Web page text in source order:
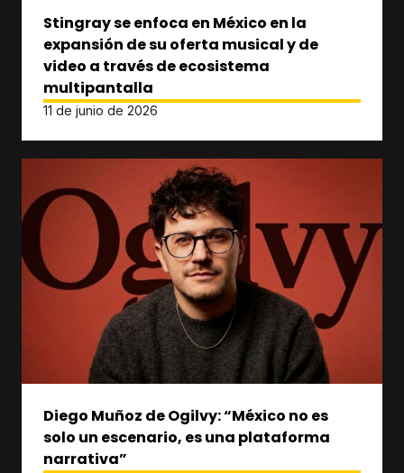
Stingray se enfoca en México en la
expansión de su oferta musical y de
video a través de ecosistema
multipantalla
11 de junio de 2026
Diego Muñoz de Ogilvy: “México no es
solo un escenario, es una plataforma
narrativa”